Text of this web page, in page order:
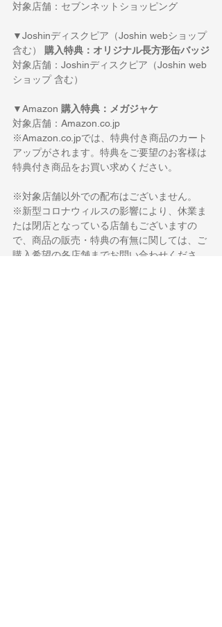
対象店舗：セブンネットショッピング
▼Joshinディスクピア（Joshin webショップ
含む）
購入特典：オリジナル長方形缶バッジ
対象店舗：Joshinディスクピア（Joshin web
ショップ 含む）
▼Amazon 購入特典：メガジャケ
対象店舗：Amazon.co.jp
※Amazon.co.jpでは、特典付き商品のカート
アップがされます。特典をご要望のお客様は
特典付き商品をお買い求めください。
※対象店舗以外での配布はございません。
※新型コロナウィルスの影響により、休業ま
たは閉店となっている店舗もございますの
で、商品の販売・特典の有無に関しては、ご
購入希望の各店舗までお問い合わせくださ